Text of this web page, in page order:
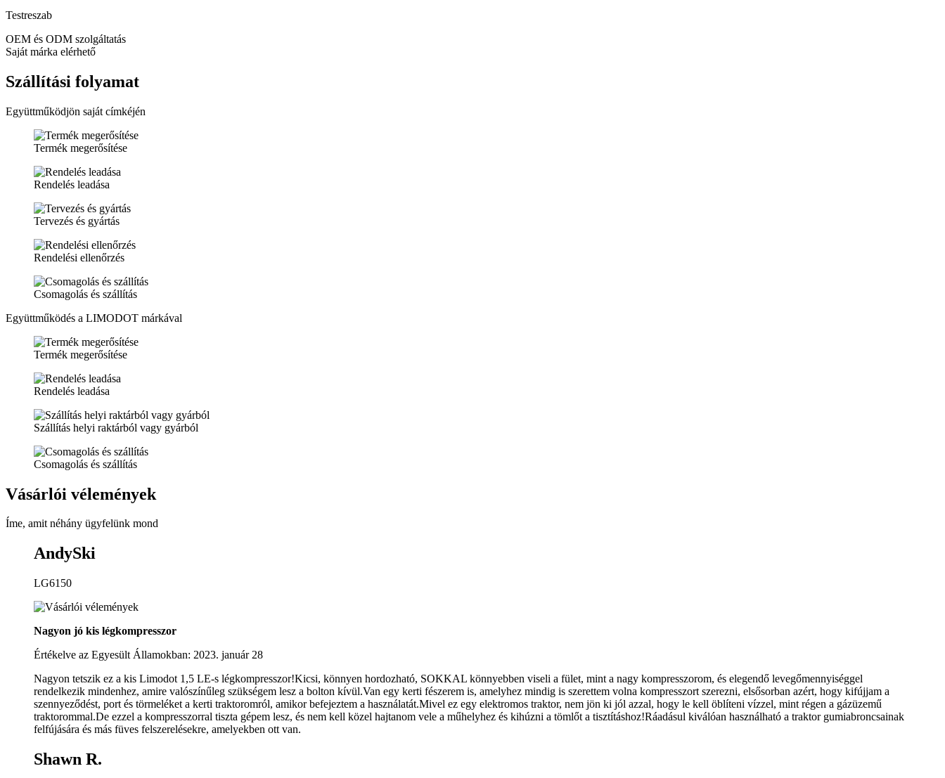
Testreszab
OEM és ODM szolgáltatás
Saját márka elérhető
Szállítási folyamat
Együttműködjön saját címkéjén
Termék megerősítése
Rendelés leadása
Tervezés és gyártás
Rendelési ellenőrzés
Csomagolás és szállítás
Együttműködés a LIMODOT márkával
Termék megerősítése
Rendelés leadása
Szállítás helyi raktárból vagy gyárból
Csomagolás és szállítás
Vásárlói vélemények
Íme, amit néhány ügyfelünk mond
AndySki
LG6150
Nagyon jó kis légkompresszor
Értékelve az Egyesült Államokban: 2023. január 28
Nagyon tetszik ez a kis Limodot 1,5 LE-s légkompresszor!Kicsi, könnyen hordozható, SOKKAL könnyebben viseli a fület, mint a nagy kompresszorom, és elegendő levegőmennyiséggel
rendelkezik mindenhez, amire valószínűleg szükségem lesz a bolton kívül.Van egy kerti fészerem is, amelyhez mindig is szerettem volna kompresszort szerezni, elsősorban azért, hogy kifújjam a
szennyeződést, port és törmeléket a kerti traktoromról, amikor befejeztem a használatát.Mivel ez egy elektromos traktor, nem jön ki jól azzal, hogy le kell öblíteni vízzel, mint régen a gázüzemű
traktorommal.De ezzel a kompresszorral tiszta gépem lesz, és nem kell közel hajtanom vele a műhelyhez és kihúzni a tömlőt a tisztításhoz!Ráadásul kiválóan használható a traktor gumiabroncsainak
felfújására és más füves felszerelésekre, amelyekben ott van.
Shawn R.